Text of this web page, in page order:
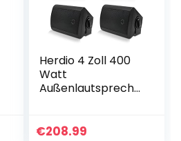
Herdio 4 Zoll 400
Watt
Außenlautspreche
Outdoor Indoor
€208.99